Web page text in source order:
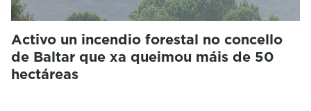
Activo un incendio forestal no concello
de Baltar que xa queimou máis de 50
hectáreas